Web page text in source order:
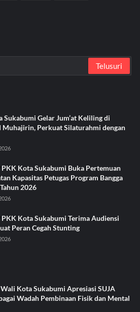
Sukabumi Gelar Jum’at Keliling di
Muhajirin, Perkuat Silaturahmi dengan
PKK Kota Sukabumi Buka Pertemuan
Kapasitas Petugas Program Bangga
2026
PKK Kota Sukabumi Terima Audiensi
Peran Cegah Stunting
Kota Sukabumi Apresiasi SUJA
Wadah Pembinaan Fisik dan Mental